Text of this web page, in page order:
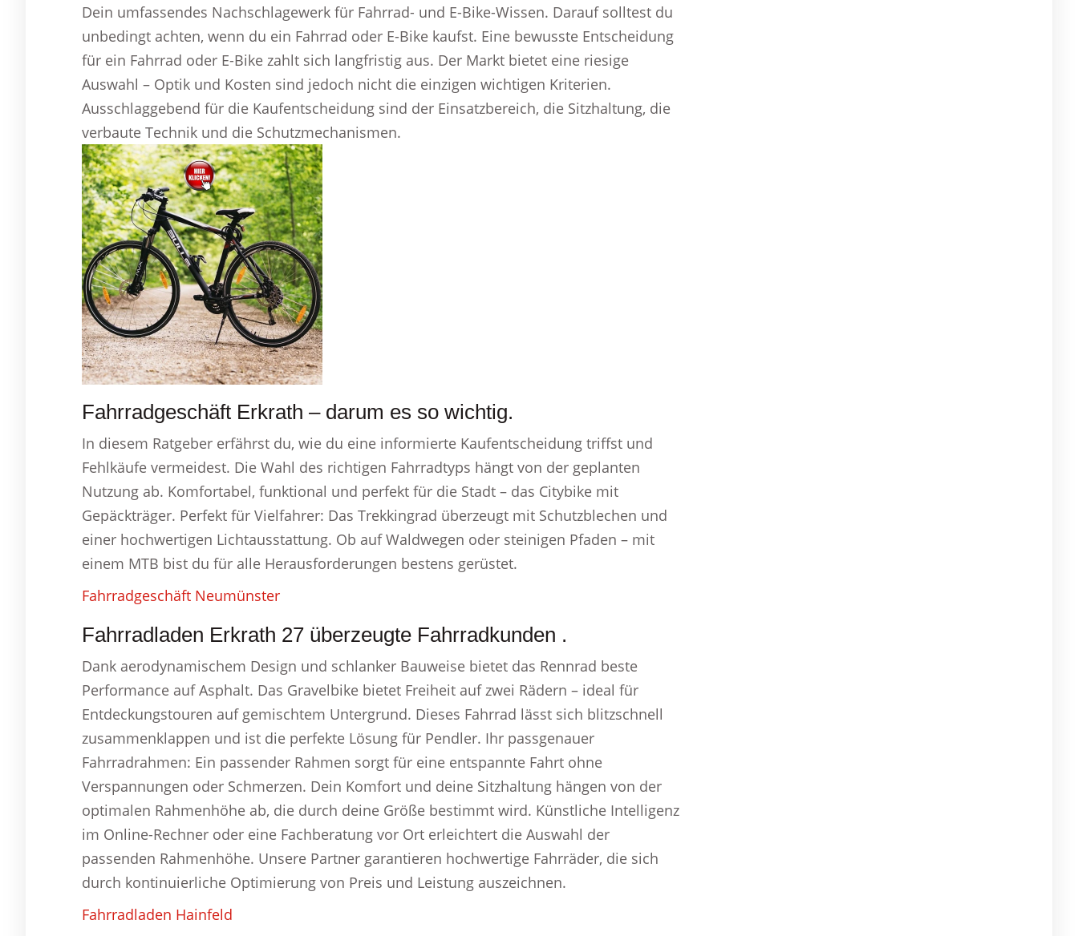
Dein umfassendes Nachschlagewerk für Fahrrad- und E-Bike-Wissen. Darauf solltest du
unbedingt achten, wenn du ein Fahrrad oder E-Bike kaufst. Eine bewusste Entscheidung
für ein Fahrrad oder E-Bike zahlt sich langfristig aus. Der Markt bietet eine riesige
Auswahl – Optik und Kosten sind jedoch nicht die einzigen wichtigen Kriterien.
Ausschlaggebend für die Kaufentscheidung sind der Einsatzbereich, die Sitzhaltung, die
verbaute Technik und die Schutzmechanismen.
Fahrradgeschäft Erkrath – darum es so wichtig.
In diesem Ratgeber erfährst du, wie du eine informierte Kaufentscheidung triffst und
Fehlkäufe vermeidest. Die Wahl des richtigen Fahrradtyps hängt von der geplanten
Nutzung ab. Komfortabel, funktional und perfekt für die Stadt – das Citybike mit
Gepäckträger. Perfekt für Vielfahrer: Das Trekkingrad überzeugt mit Schutzblechen und
einer hochwertigen Lichtausstattung. Ob auf Waldwegen oder steinigen Pfaden – mit
einem MTB bist du für alle Herausforderungen bestens gerüstet.
Fahrradgeschäft Neumünster
Fahrradladen Erkrath 27 überzeugte Fahrradkunden .
Dank aerodynamischem Design und schlanker Bauweise bietet das Rennrad beste
Performance auf Asphalt. Das Gravelbike bietet Freiheit auf zwei Rädern – ideal für
Entdeckungstouren auf gemischtem Untergrund. Dieses Fahrrad lässt sich blitzschnell
zusammenklappen und ist die perfekte Lösung für Pendler. Ihr passgenauer
Fahrradrahmen: Ein passender Rahmen sorgt für eine entspannte Fahrt ohne
Verspannungen oder Schmerzen. Dein Komfort und deine Sitzhaltung hängen von der
optimalen Rahmenhöhe ab, die durch deine Größe bestimmt wird. Künstliche Intelligenz
im Online-Rechner oder eine Fachberatung vor Ort erleichtert die Auswahl der
passenden Rahmenhöhe. Unsere Partner garantieren hochwertige Fahrräder, die sich
durch kontinuierliche Optimierung von Preis und Leistung auszeichnen.
Fahrradladen Hainfeld